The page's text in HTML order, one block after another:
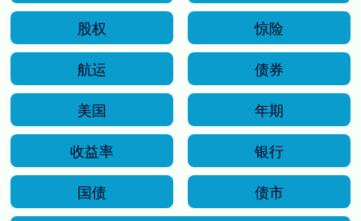
股权
惊险
航运
债券
美国
年期
收益率
银行
国债
债市